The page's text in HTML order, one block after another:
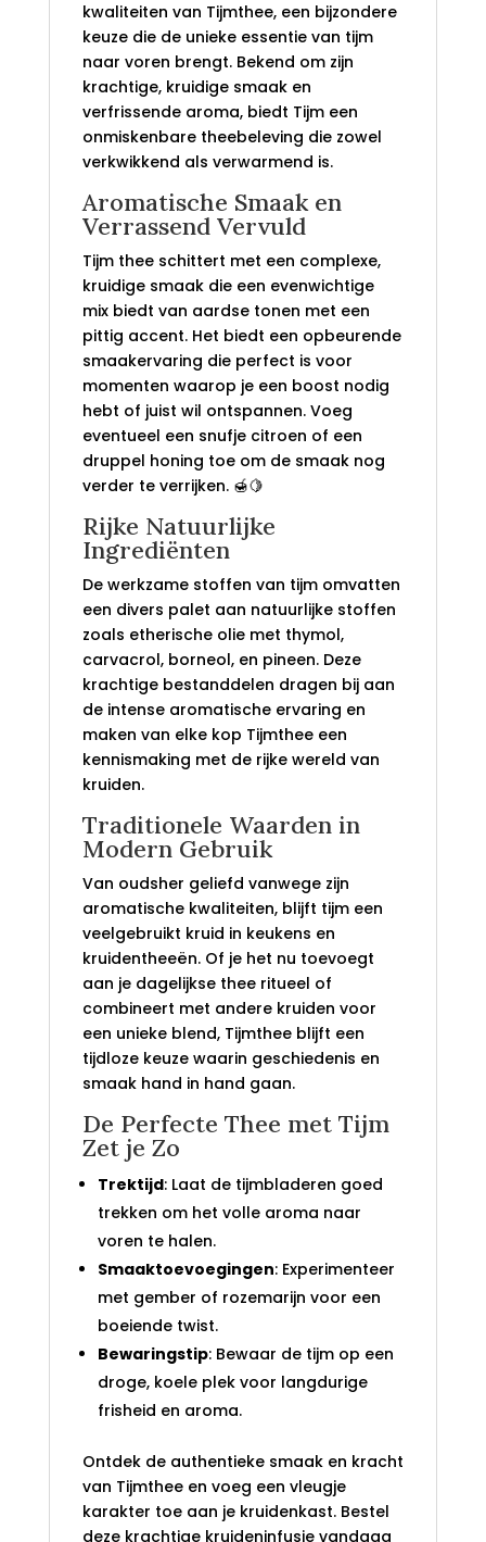
kwaliteiten van Tijmthee, een bijzondere
keuze die de unieke essentie van tijm
naar voren brengt. Bekend om zijn
krachtige, kruidige smaak en
verfrissende aroma, biedt Tijm een
onmiskenbare theebeleving die zowel
verkwikkend als verwarmend is.
Aromatische Smaak en
Verrassend Vervuld
Tijm thee schittert met een complexe,
kruidige smaak die een evenwichtige
mix biedt van aardse tonen met een
pittig accent. Het biedt een opbeurende
smaakervaring die perfect is voor
momenten waarop je een boost nodig
hebt of juist wil ontspannen. Voeg
eventueel een snufje citroen of een
druppel honing toe om de smaak nog
verder te verrijken. 🍯🍋
Rijke Natuurlijke
Ingrediënten
De werkzame stoffen van tijm omvatten
een divers palet aan natuurlijke stoffen
zoals etherische olie met thymol,
carvacrol, borneol, en pineen. Deze
krachtige bestanddelen dragen bij aan
de intense aromatische ervaring en
maken van elke kop Tijmthee een
kennismaking met de rijke wereld van
kruiden.
Traditionele Waarden in
Modern Gebruik
Van oudsher geliefd vanwege zijn
aromatische kwaliteiten, blijft tijm een
veelgebruikt kruid in keukens en
kruidentheeën. Of je het nu toevoegt
aan je dagelijkse thee ritueel of
combineert met andere kruiden voor
een unieke blend, Tijmthee blijft een
tijdloze keuze waarin geschiedenis en
smaak hand in hand gaan.
De Perfecte Thee met Tijm
Zet je Zo
Trektijd: Laat de tijmbladeren goed
trekken om het volle aroma naar
voren te halen.
Smaaktoevoegingen: Experimenteer
met gember of rozemarijn voor een
boeiende twist.
Bewaringstip: Bewaar de tijm op een
droge, koele plek voor langdurige
frisheid en aroma.
Ontdek de authentieke smaak en kracht
van Tijmthee en voeg een vleugje
karakter toe aan je kruidenkast. Bestel
deze krachtige kruideninfusie vandaag